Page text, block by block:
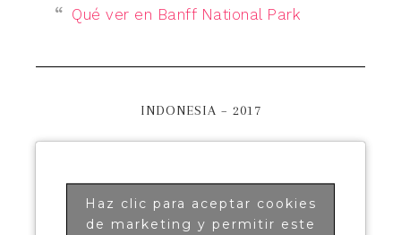
Qué ver en Banff National Park
INDONESIA – 2017
Haz clic para aceptar cookies
de marketing y permitir este